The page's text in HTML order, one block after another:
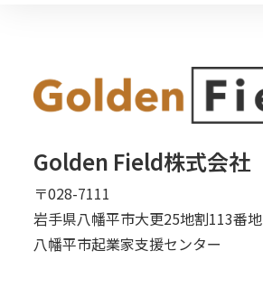
Golden Field株式会社
〒028-7111
岩手県八幡平市大更25地割113番地
八幡平市起業家支援センター